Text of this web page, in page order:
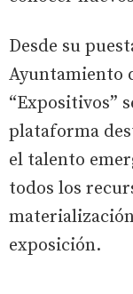
Desde su
Ayuntamiento
“Expositivos”
plataforma
el talento
todos los
exposición.